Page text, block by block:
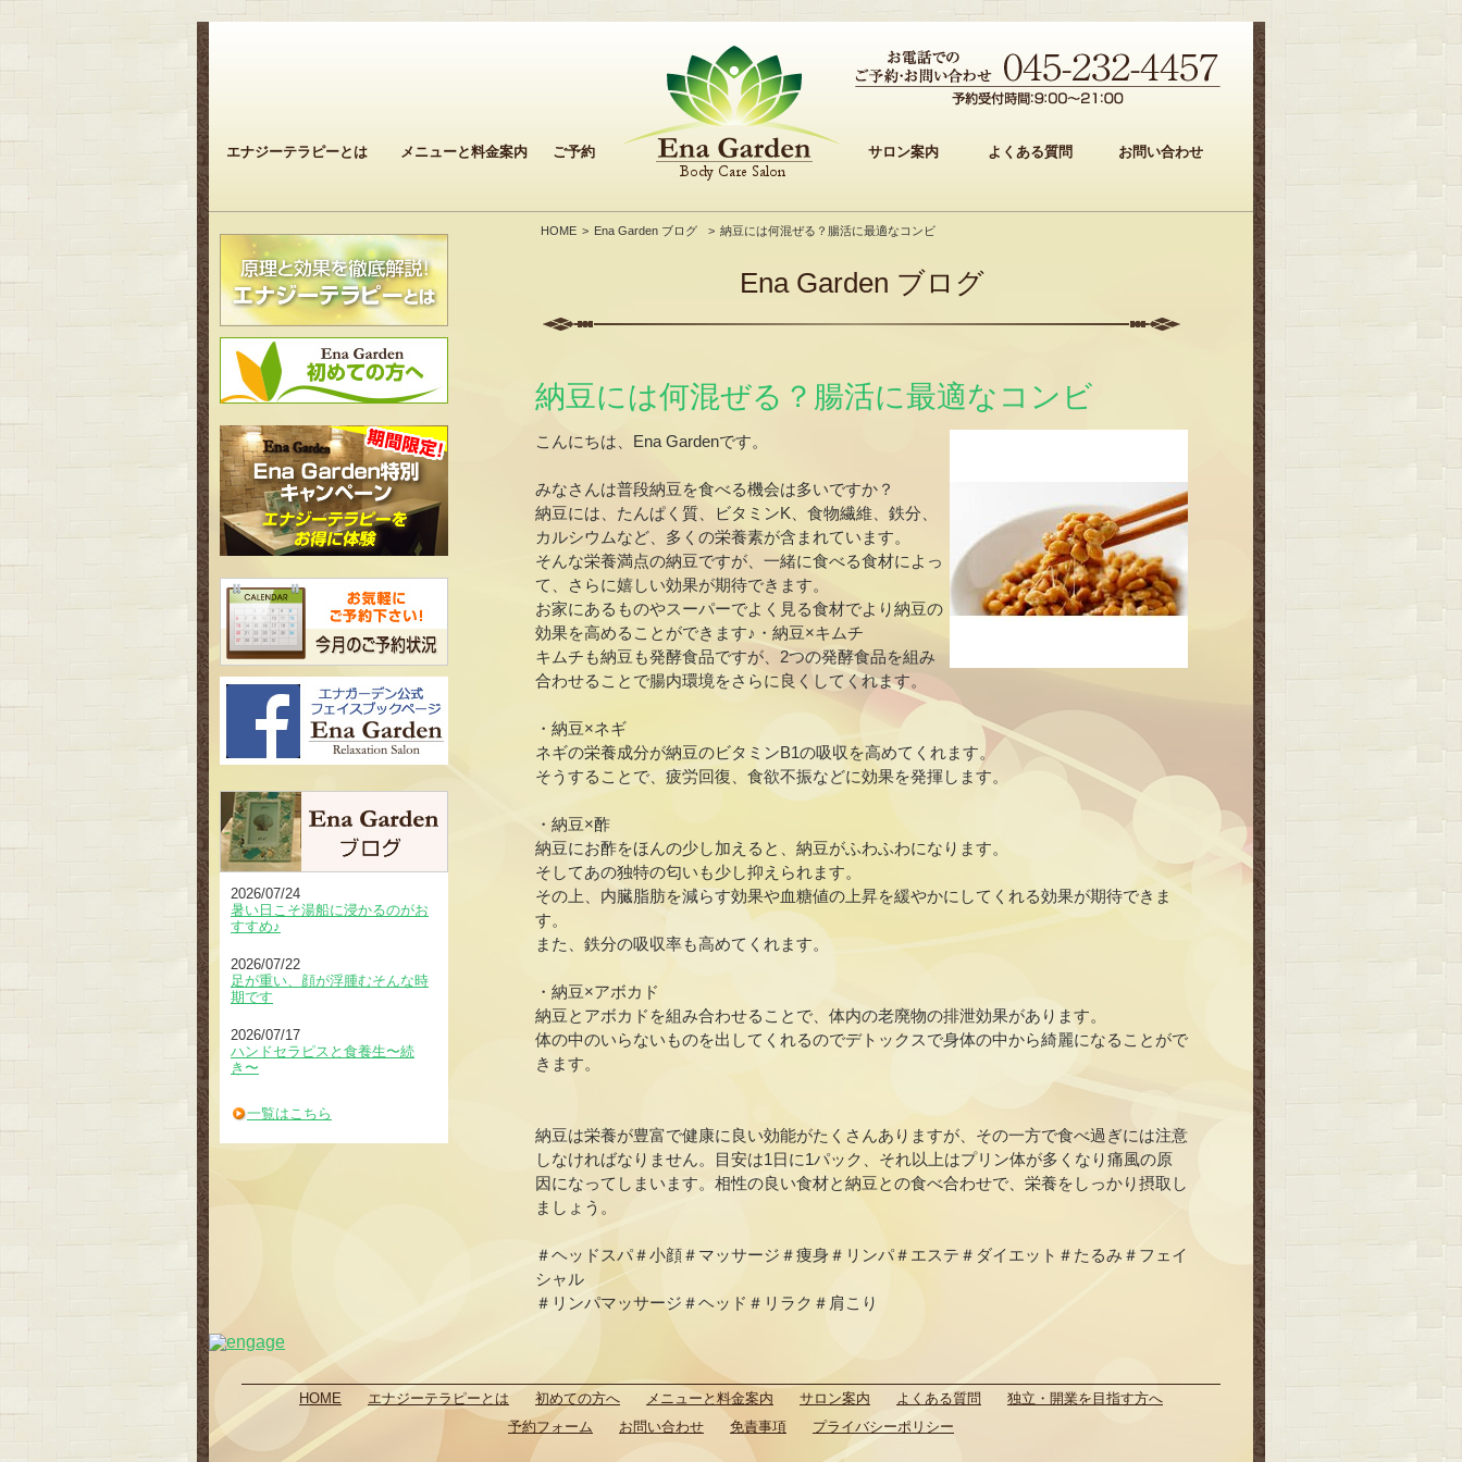
エナジーテラピーとは メニューと料金案内 ご予約 サロン案内 よくある質問 お問い合わせ
Ena Garden ブログ
納豆には何混ぜる？腸活に最適なコンビ
こんにちは、Ena Gardenです。
みなさんは普段納豆を食べる機会は多いですか？
納豆には、たんぱく質、ビタミンK、食物繊維、鉄分、
カルシウムなど、多くの栄養素が含まれています。
そんな栄養満点の納豆ですが、一緒に食べる食材によっ
て、さらに嬉しい効果が期待できます。
お家にあるものやスーパーでよく見る食材でより納豆の
効果を高めることができます♪ ・納豆×キムチ
キムチも納豆も発酵食品ですが、2つの発酵食品を組み
合わせることで腸内環境をさらに良くしてくれます。
・納豆×ネギ
ネギの栄養成分が納豆のビタミンB1の吸収を高めてくれます。
そうすることで、疲労回復、食欲不振などに効果を発揮します。
・納豆×酢
納豆にお酢をほんの少し加えると、納豆がふわふわになります。
そしてあの独特の匂いも少し抑えられます。
その上、内臓脂肪を減らす効果や血糖値の上昇を緩やかにしてくれる効果が期待できま
す。
また、鉄分の吸収率も高めてくれます。
・納豆×アボカド
納豆とアボカドを組み合わせることで、体内の老廃物の排泄効果があります。
体の中のいらないものを出してくれるのでデトックスで身体の中から綺麗になることがで
きます。
納豆は栄養が豊富で健康に良い効能がたくさんありますが、その一方で食べ過ぎには注意
しなければなりません。目安は1日に1パック、それ以上はプリン体が多くなり痛風の原
因になってしまいます。相性の良い食材と納豆との食べ合わせで、栄養をしっかり摂取し
ましょう。
＃ヘッドスパ＃小顔＃マッサージ＃痩身＃リンパ＃エステ＃ダイエット＃たるみ＃フェイ
シャル
＃リンパマッサージ＃ヘッド＃リラク＃肩こり
HOME Ena Garden ブログ 納豆には何混ぜる？腸活に最適なコンビ
2026/07/24
暑い日こそ湯船に浸かるのがお
すすめ♪
2026/07/22
足が重い、顔が浮腫むそんな時
期です
2026/07/17
ハンドセラピスと食養生〜続
き〜
一覧はこちら
HOME エナジーテラピーとは 初めての方へ メニューと料金案内 サロン案内 よくある質問
独立・開業を目指す方へ
予約フォーム
お問い合わせ 免責事項 プライバシーポリシー